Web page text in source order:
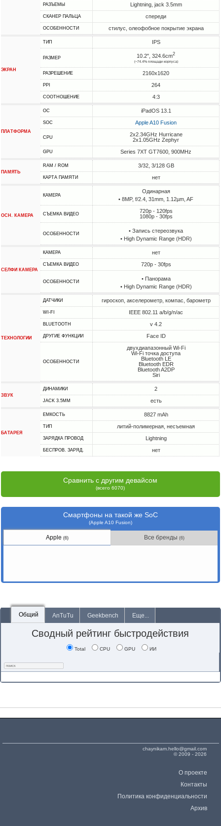
РАЗЪЕМЫ Lightning, jack 3.5mm
СКАНЕР ПАЛЬЦА спереди
ОСОБЕННОСТИ стилус, олеофобное покрытие экрана
ЭКРАН
ТИП IPS
РАЗМЕР 10.2", 324.6cm2
(~74.4% площади корпуса)
РАЗРЕШЕНИЕ 2160x1620
PPI 264
СООТНОШЕНИЕ 4:3
ПЛАТФОРМА
ОС iPadOS 13.1
SOC Apple A10 Fusion
CPU
2x2.34GHz Hurricane
2x1.05GHz Zephyr
GPU Series 7XT GT7600, 900MHz
ПАМЯТЬ
RAM / ROM 3/32, 3/128 GB
КАРТА ПАМЯТИ нет
ОСН. КАМЕРА
КАМЕРА
Одинарная
• 8MP, f/2.4, 31mm, 1.12µm, AF
СЪЕМКА ВИДЕО
720p - 120fps
1080p - 30fps
ОСОБЕННОСТИ
• Запись стереозвука
• High Dynamic Range (HDR)
СЕЛФИ КАМЕРА
КАМЕРА нет
СЪЕМКА ВИДЕО 720p - 30fps
ОСОБЕННОСТИ
• Панорама
• High Dynamic Range (HDR)
ТЕХНОЛОГИИ
ДАТЧИКИ гироскоп, акселерометр, компас, барометр
WI-FI IEEE 802.11 a/b/g/n/ac
BLUETOOTH v 4.2
ДРУГИЕ ФУНКЦИИ Face ID
ОСОБЕННОСТИ
двухдиапазонный Wi-Fi
Wi-Fi точка доступа
Bluetooth LE
Bluetooth EDR
Bluetooth A2DP
Siri
ЗВУК
ДИНАМИКИ 2
JACK 3.5MM есть
БАТАРЕЯ
ЕМКОСТЬ 8827 mAh
ТИП литий-полимерная, несъемная
ЗАРЯДКА ПРОВОД Lightning
БЕСПРОВ. ЗАРЯД. нет
Сравнить с другим девайсом
(всего 6070)
Смартфоны на такой же SoC
(Apple A10 Fusion)
Apple (6) Все бренды (6)
Общий AnTuTu Geekbench Еще...
Сводный рейтинг быстродействия
Total CPU GPU ИИ
chaynikam.hello@gmail.com
© 2009 - 2026
О проекте
Контакты
Политика конфиденциальности
Архив